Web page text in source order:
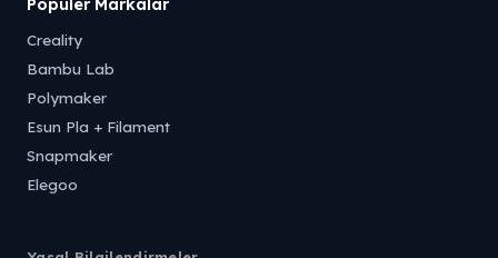
Creality
Bambu Lab
Polymaker
Esun Pla + Filament
Snapmaker
Elegoo